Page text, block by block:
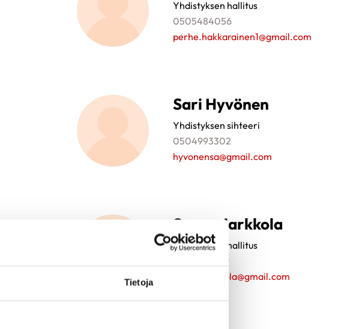
Tietoja
Yhdistyksen hallitus
0505484056
perhe.hakkarainen1@gmail.com
Sari Hyvönen
Yhdistyksen sihteeri
0504993302
hyvonensa@gmail.com
Seppo Jarkkola
Yhdistyksen hallitus
0445997029
seppo.jarkkola@gmail.com